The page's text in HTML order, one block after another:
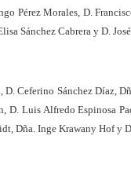
Pérez Morales, D.
Sánchez Cabrera y D.
Ceferino Sánchez Díaz,
D. Luis Alfredo Espinosa
Dña. Inge Krawany Hof y